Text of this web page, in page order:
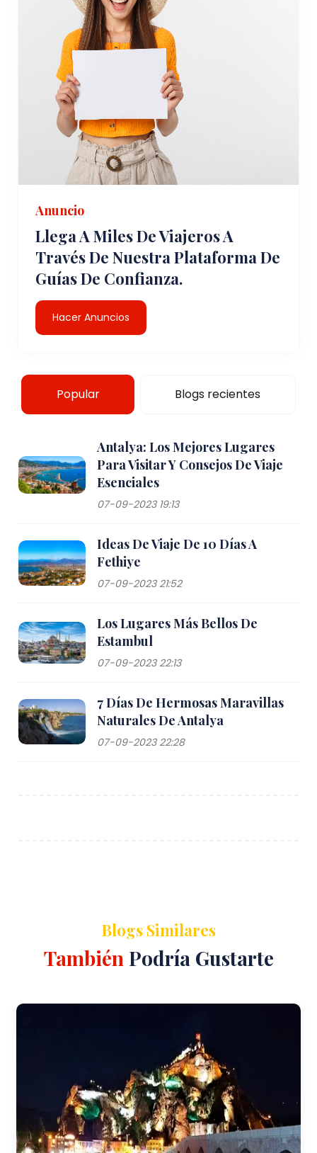
Anuncio
Llega A Miles De Viajeros A
Través De Nuestra Plataforma De
Guías De Confianza.
Hacer Anuncios
Popular Blogs recientes
Antalya: Los Mejores Lugares
Para Visitar Y Consejos De Viaje
Esenciales
07-09-2023 19:13
Ideas De Viaje De 10 Días A
Fethiye
07-09-2023 21:52
Los Lugares Más Bellos De
Estambul
07-09-2023 22:13
7 Días De Hermosas Maravillas
Naturales De Antalya
07-09-2023 22:28
Blogs Similares
También Podría Gustarte